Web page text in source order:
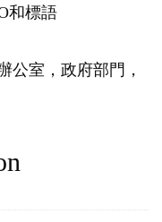
和標語
公室，政府部門，